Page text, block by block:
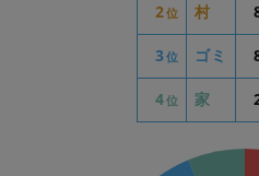
2位 村
3位 ゴミ
4位 家